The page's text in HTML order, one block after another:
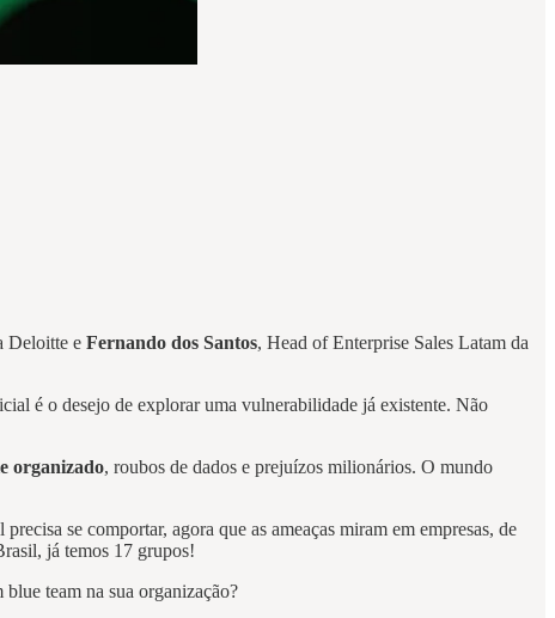
Deloitte e Fernando dos Santos, Head of Enterprise Sales Latam da
é o desejo de explorar uma vulnerabilidade já existente. Não
organizado, roubos de dados e prejuízos milionários. O mundo
se comportar, agora que as ameaças miram em empresas, de
já temos 17 grupos!
team na sua organização?